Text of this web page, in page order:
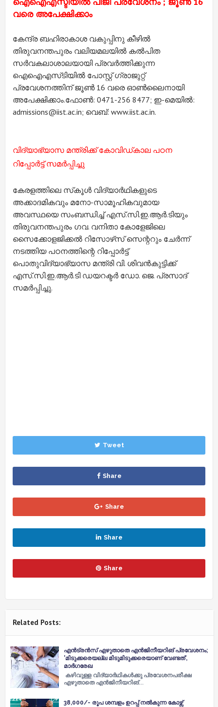
വരെ അപേക്ഷിക്കാം
കേന്ദ്ര ബഹിരാകാശ വകുപ്പിനു കീഴില്‍
തിരുവനന്തപുരം വലിയമലയില്‍ കല്‍പിത
സര്‍വകലാശാലയായി പ്രവര്‍ത്തിക്കുന്ന
ഐഐഎസ്‌ടിയില്‍ പോസ്റ്റ് ഗ്രാജുറ്റ്
പ്രവേശനത്തിന് ജൂണ്‍ 16 വരെ ഓണ്‍ലൈനായി
അപേക്ഷിക്കാം.ഫോണ്‍: 0471-256 8477; ഇ-മെയില്‍:
admissions@iist.ac.in; വെബ്: www.iist.ac.in.
വിദ്യാഭ്യാസ മന്ത്രിക്ക് കോവിഡ്കാല പഠന
റിപ്പോര്‍ട്ട് സമര്‍പ്പിച്ചു
കേരളത്തിലെ സ്‌കൂള്‍ വിദ്യാര്‍ഥികളുടെ
അക്കാദമികവും മനോ-സാമൂഹികവുമായ
അവസ്ഥയെ സംബന്ധിച്ച്‌ എസ്.സി.ഇ.ആര്‍.ടിയും
തിരുവനന്തപുരം ഗവ. വനിതാ കോളേജിലെ
സൈക്കോളജിക്കല്‍ റിസോഴ്‌സ് സെന്ററും ചേര്‍ന്ന്
നടത്തിയ പഠനത്തിന്റെ റിപ്പോര്‍ട്ട്
പൊതുവിദ്യാഭ്യാസ മന്ത്രി വി. ശിവന്‍കുട്ടിക്ക്
എസ്.സി.ഇ.ആര്‍.ടി ഡയറക്ടര്‍ ഡോ. ജെ. പ്രസാദ്
സമര്‍പ്പിച്ചു.
Tweet
Share
Share
Share
Share
Related Posts:
എന്‍ട്രന്‍സ് എഴുതാതെ എന്‍ജിനീയറിങ് പ്രവേശനം;
'മിടുക്കരെയല്ല മിടുമിടുക്കരെയാണ് വേണ്ടത്',
മാര്‍ഗരേഖ
കഴിവുള്ള വിദ്യാര്‍ഥികള്‍ക്കു പ്രവേശനപരീക്ഷ
എഴുതാതെ എന്‍ജിനീയറിങ്…
38,000/- രൂപ ശമ്പളം ഉറപ്പ് നൽകുന്ന കോഴ്സ്